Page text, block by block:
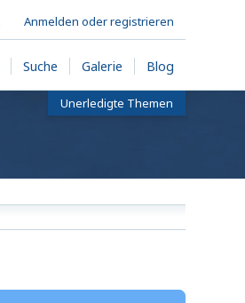
Anmelden oder registrieren
Unerledigte Themen
Suche Galerie Blog